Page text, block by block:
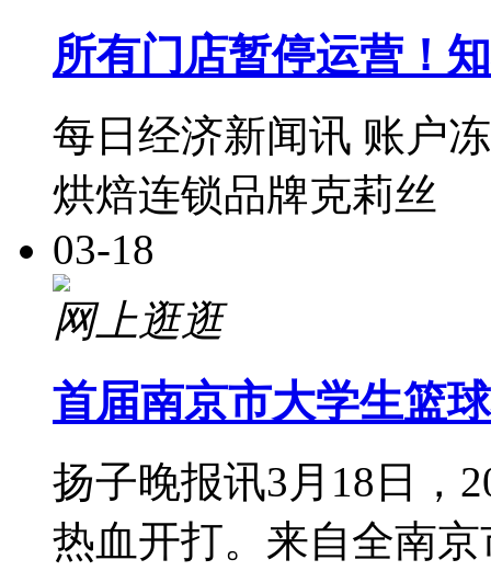
所有门店暂停运营！
每日经济新闻讯 账户
烘焙连锁品牌克莉丝
03-18
网上逛逛
首届南京市大学生篮
扬子晚报讯3月18日，
热血开打。来自全南京